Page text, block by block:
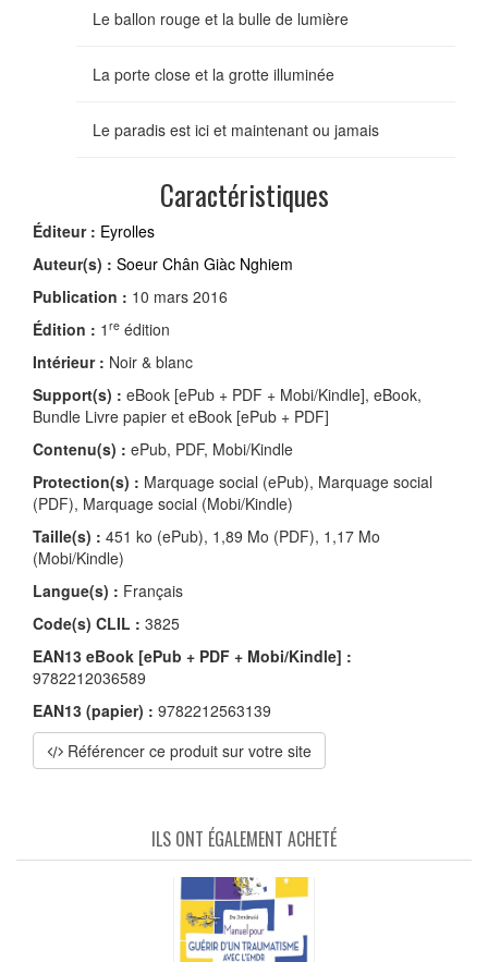
Le ballon rouge et la bulle de lumière
La porte close et la grotte illuminée
Le paradis est ici et maintenant ou jamais
Caractéristiques
Éditeur : Eyrolles
Auteur(s) : Soeur Chân Giàc Nghiem
Publication : 10 mars 2016
Édition : 1 re édition
Intérieur : Noir & blanc
Support(s) : eBook [ePub + PDF + Mobi/Kindle], eBook,
Bundle Livre papier et eBook [ePub + PDF]
Contenu(s) : ePub, PDF, Mobi/Kindle
Protection(s) : Marquage social (ePub), Marquage social
(PDF), Marquage social (Mobi/Kindle)
Taille(s) : 451 ko (ePub), 1,89 Mo (PDF), 1,17 Mo
(Mobi/Kindle)
Langue(s) : Français
Code(s) CLIL : 3825
EAN13 eBook [ePub + PDF + Mobi/Kindle] :
9782212036589
EAN13 (papier) : 9782212563139
Référencer ce produit sur votre site
ILS ONT ÉGALEMENT ACHETÉ